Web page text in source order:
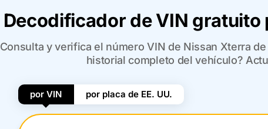
Decodificador de VIN gratuito
Consulta y verifica el número VIN de Nissan Xterra
historial completo del vehículo?
por VIN por placa de EE. UU.